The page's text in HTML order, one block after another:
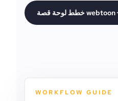
خطط لوحة قصة webtoon
WORKFLOW GUIDE